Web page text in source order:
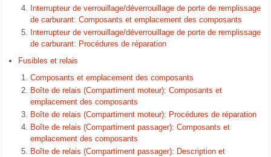
Interrupteur de verrouillage/déverrouillage de porte de remplissage
de carburant: Composants et emplacement des composants
Interrupteur de verrouillage/déverrouillage de porte de remplissage
de carburant: Procédures de réparation
Fusibles et relais
Composants et emplacement des composants
Boîte de relais (Compartiment moteur): Composants et
emplacement des composants
Boîte de relais (Compartiment moteur): Procédures de réparation
Boîte de relais (Compartiment passager): Composants et
emplacement des composants
Boîte de relais (Compartiment passager): Description et